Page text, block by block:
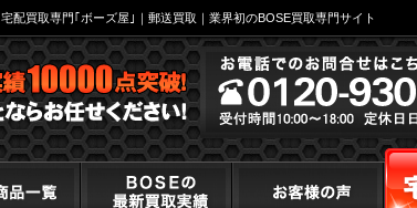
宅配買取専門｢ボーズ屋｣｜郵送買取｜業界初のBOSE買取専門サイト